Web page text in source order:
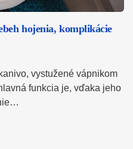
hojenia, komplikácie
vystužené vápnikom
funkcia je, vďaka jeho